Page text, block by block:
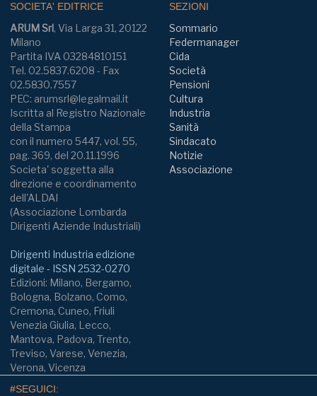
SOCIETA' EDITRICE
ARUM Srl, Via Larga 31, 20122
Milano
Partita IVA 03284810151
Tel. 02.5837.6208 - Fax
02.5830.7557
PEC: arumsrl@legalmail.it
Iscritta al Registro Nazionale
della Stampa
con il numero 5447, vol. 55,
pag. 369, del 20.11.1996
Societa' soggetta alla
direzione e coordinamento
dell'ALDAI
(Associazione Lombarda
Dirigenti Aziende Industriali)
Dirigenti Industria edizione
digitale - ISSN 2532-0270
Edizioni: Milano, Bergamo,
Bologna, Bolzano, Como,
Cremona, Cuneo, Friuli
Venezia Giulia, Lecco,
Mantova, Padova, Trento,
Treviso, Varese, Venezia,
Verona, Vicenza
SEZIONI
Sommario
Federmanager
Cida
Società
Pensioni
Cultura
Industria
Sanità
Sindacato
Notizie
Associazione
#SEGUICI: